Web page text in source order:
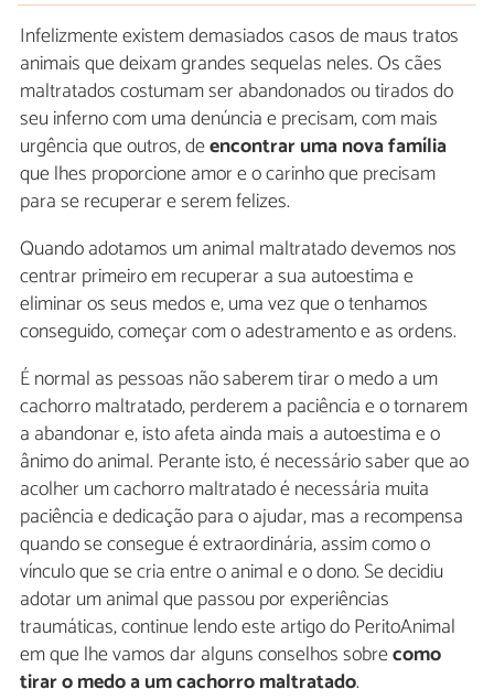
Infelizmente existem demasiados casos de maus tratos
animais que deixam grandes sequelas neles. Os cães
maltratados costumam ser abandonados ou tirados do
seu inferno com uma denúncia e precisam, com mais
urgência que outros, deencontrar uma nova família
que lhes proporcione amor e o carinho que precisam
para se recuperar e serem felizes.
Quando adotamos um animal maltratado devemos nos
centrar primeiro em recuperar a sua autoestima e
eliminar os seus medos e, uma vez que o tenhamos
conseguido, começar com o adestramento e as ordens.
É normal as pessoas não saberem tirar o medo a um
cachorro maltratado, perderem a paciência e o tornarem
a abandonar e, isto afeta ainda mais a autoestima e o
ânimo do animal. Perante isto, é necessário saber que ao
acolher um cachorro maltratado é necessária muita
paciência e dedicação para o ajudar, mas a recompensa
quando se consegue é extraordinária, assim como o
vínculo que se cria entre o animal e o dono. Se decidiu
adotar um animal que passou por experiências
traumáticas, continue lendo este artigo do PeritoAnimal
em que lhe vamos dar alguns conselhos sobrecomo
tirar o medo a um cachorro maltratado.